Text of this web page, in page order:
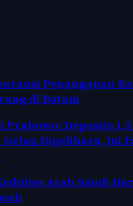
Penanganan
di Batam
Prabowo: Deposito
Dipelihara, Ini
Arab Saudi